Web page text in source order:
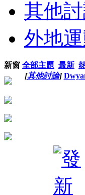
其他
外地
新窗 全部主題 最新
[其他討論]